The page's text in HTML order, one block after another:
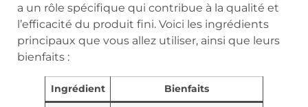
a un rôle spécifique qui contribue à la qualité et
l’efficacité du produit fini. Voici les ingrédients
principaux que vous allez utiliser, ainsi que leurs
bienfaits :
Ingrédient Bienfaits